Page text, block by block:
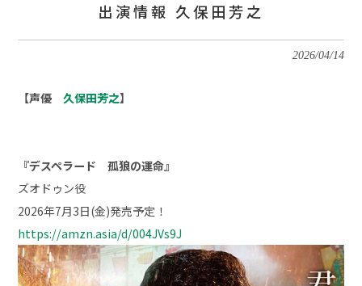
出演情報 久保田芳之
2026/04/14
【声優久保田芳之】
『デスペラード 孤狼の運命』
ズオドゥン役
2026年7月3日(金)発売予定 ！
https://amzn.asia/d/004JVs9J